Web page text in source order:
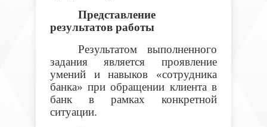
Представление
результатов работы
Результатом выполненного
задания является проявление
умений и навыков «сотрудника
банка» при обращении клиента в
банк в рамках конкретной
ситуации.